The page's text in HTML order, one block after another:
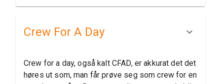
Crew For A Day
Crew for a day, også kalt CFAD, er akkurat det det
høres ut som, man får prøve seg som crew for en